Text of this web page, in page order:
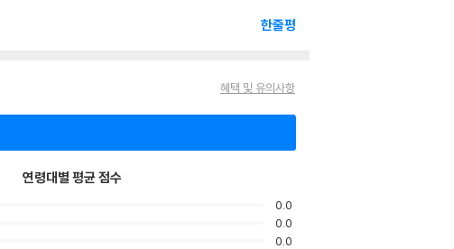
한줄평
혜택 및 유의사항
연령대별 평균 점수
0.0
0.0
0.0